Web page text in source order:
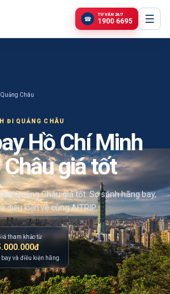
☎
TƯ VẤN 24/7
1900 6695 ☰
Quảng Châu
ĐI QUẢNG CHÂU
Hồ Chí Minh
giá tốt
đi Quảng Châu giá tốt. So sánh hãng bay,
điều kiện vé cùng AITRIP.
tham khảo từ
và điều kiện hãng.